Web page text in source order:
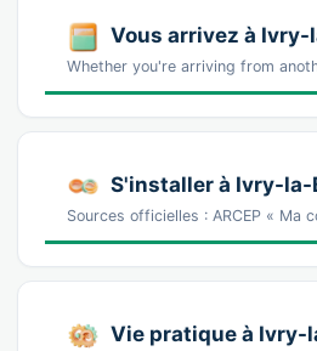
Vous arrivez à
Whether you're arriving from
S'installer à Ivry-
Sources officielles : ARCEP «
Vie pratique à Ivry-